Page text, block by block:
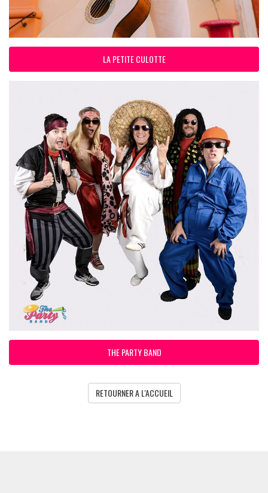
LA PETITE CULOTTE
THE PARTY BAND
RETOURNER A L'ACCUEIL